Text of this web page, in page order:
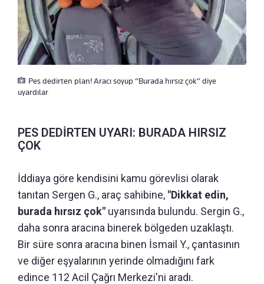
Pes dedirten plan! Aracı soyup “Burada hırsız çok” diye
uyardılar
PES DEDİRTEN UYARI: BURADA HIRSIZ
ÇOK
İddiaya göre kendisini kamu görevlisi olarak
tanıtan Sergen G., araç sahibine, "Dikkat edin,
burada hırsız çok" uyarısında bulundu. Sergin G.,
daha sonra aracına binerek bölgeden uzaklaştı.
Bir süre sonra aracına binen İsmail Y., çantasının
ve diğer eşyalarının yerinde olmadığını fark
edince 112 Acil Çağrı Merkezi'ni aradı.